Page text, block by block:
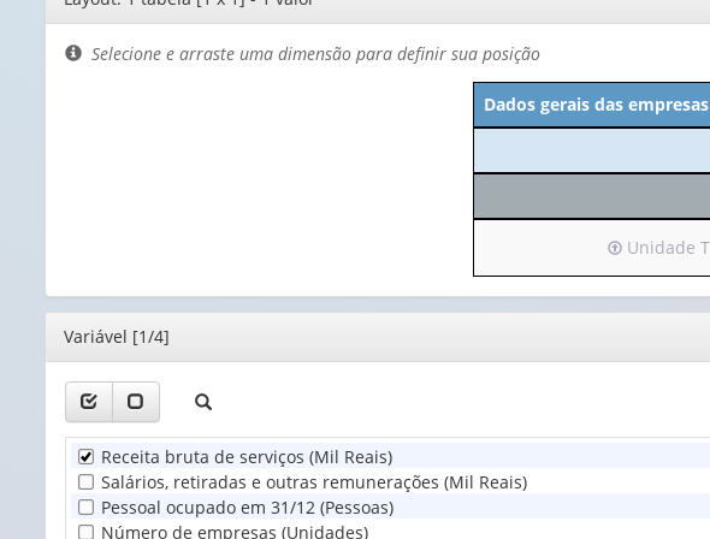
de
layoutSelecione e arraste uma dimensão para definir sua posição
Dados gerais das
Irá
para
o
cabeçalho
apenas
Unidade
Editor
Variável [1/4]
Receita bruta de serviços (Mil Reais)
Salários, retiradas e outras remunerações (Mil Reais)
Pessoal ocupado em 31/12 (Pessoas)
Número de empresas (Unidades)